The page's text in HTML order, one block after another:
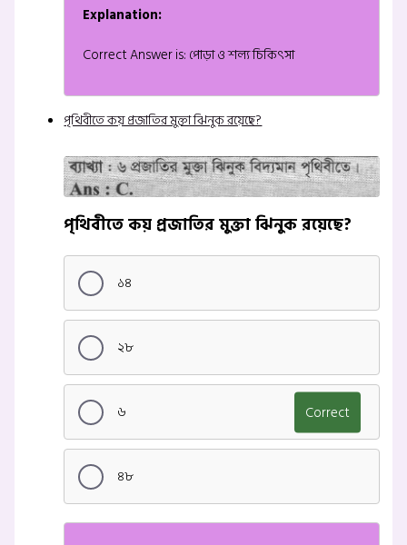
Explanation:
Correct Answer is: পোড়া ও শল্য চিকিৎসা
পৃথিবীতে কয় প্রজাতির মুক্তা ঝিনুক রয়েছে?
পৃথিবীতে কয় প্রজাতির মুক্তা ঝিনুক রয়েছে?
১৪
২৮
৬ Correct
৪৮